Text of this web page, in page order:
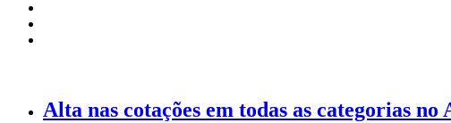
Alta nas cotações em todas as categorias no